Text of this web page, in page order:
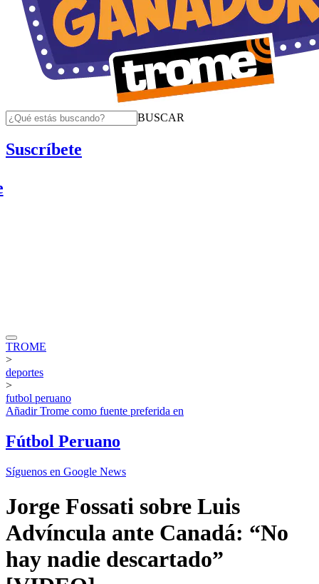
BUSCAR
Suscríbete
TROME
>
deportes
>
futbol peruano
AñadirTrome como fuente preferida en
Fútbol Peruano
Síguenos en Google News
Jorge Fossati sobre Luis
Advíncula ante Canadá: “No
hay nadie descartado”